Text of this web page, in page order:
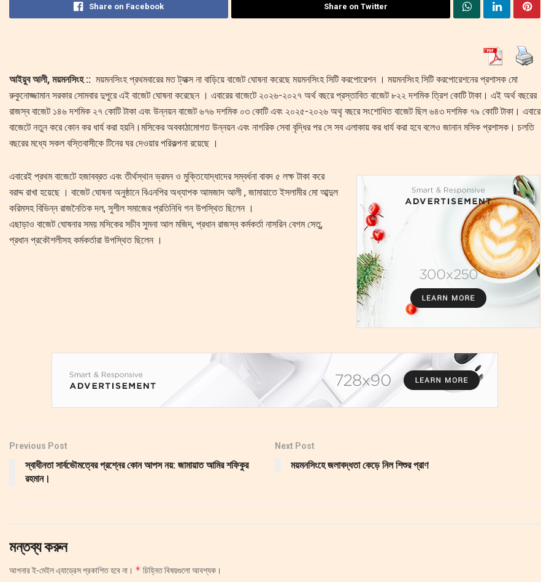
Share on Facebook Share on Twitter
আইয়ুব আলী, ময়মনসিংহ :: ময়মনসিংহ প্রথমবারের মত ট্যাক্স না বাড়িয়ে বাজেট ঘোষনা করেছে ময়মনসিংহ সিটি করপোরেশন । ময়মনসিংহ সিটি করপোরেশনের প্রশাসক মো
রুকুনোজ্জামান সরকার সোমবার দুপুরে এই বাজেট ঘোষনা করেছেন । এবারের বাজেটে ২০২৬-২০২৭ অর্থ বছরে প্রস্তাবিত বাজেট ৮২২ দশমিক ত্রিশ কোটি টাকা। এই অর্থ বছরের
রাজস্ব বাজেট ১৪৬ দশমিক ২৭ কোটি টাকা এবং উন্নয়ন বাজেট ৬৭৬ দশমিক ০৩ কোটি এবং ২০২৫-২০২৬ অথৃ বছরে সংশোধিত বাজেট ছিল ৬৪৩ দশমিক ৭৯ কোটি টাকা। এবারে
বাজেটে নতুন করে কোন কর ধার্য করা হয়নি।মসিকের অবকাঠামোগত উন্নয়ন এবং নাগরিক সেবা বৃদ্ধির পর সে সব এলাকায় কর ধার্য করা হবে বলেও জানান মসিক প্রশাসক। চলতি
বছরের মধ্যে সকল বস্তিবাসীকে টিনের ঘর দেওয়ার পরিকল্পনা রয়েছে ।
এবারেই প্রথম বাজেটে হজাবব্রত এবং তীর্থস্থান ভ্রমন ও মুক্তিযোদ্ধাদের সম্বর্ধনা বাবদ ৫ লক্ষ টাকা করে
বরাদ্দ রাখা হয়েছে । বাজেট ঘোষনা অনুষ্ঠানে বিএনপির অধ্যাপক আমজাদ আলী , জামায়াতে ইসলামীর মো আব্দুল
করিমসহ বিভিন্ন রাজনৈতিক দল, সুশীল সমাজের প্রতিনিধি গন উপস্থিত ছিলেন ।
এছাড়াও বাজেট ঘোষনার সময় মসিকের সচীব সুমনা আল মজিদ, প্রধান রাজস্ব কর্মকর্তা নাসরিন বেগম সেতু,
প্রধান প্রকৌশলীসহ কর্মকর্তারা উপস্থিত ছিলেন ।
Previous Post
স্বাধীনতা সার্বভৌমত্বের প্রশ্নের কোন আপস নয়: জামায়াত আমির শফিকুর
রহমান।
Next Post
ময়মনসিংহে জলাবদ্ধতা কেড়ে নিল শিশুর প্রাণ
মন্তব্য করুন
আপনার ই-মেইল এ্যাড্রেস প্রকাশিত হবে না। * চিহ্নিত বিষয়গুলো আবশ্যক।